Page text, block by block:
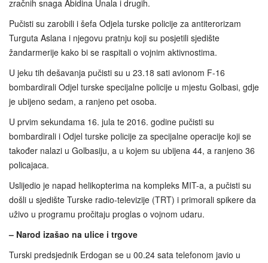
zračnih snaga Abidina Unala i drugih.
Pučisti su zarobili i šefa Odjela turske policije za antiterorizam
Turguta Aslana i njegovu pratnju koji su posjetili sjedište
žandarmerije kako bi se raspitali o vojnim aktivnostima.
U jeku tih dešavanja pučisti su u 23.18 sati avionom F-16
bombardirali Odjel turske specijalne policije u mjestu Golbasi, gdje
je ubijeno sedam, a ranjeno pet osoba.
U prvim sekundama 16. jula te 2016. godine pučisti su
bombardirali i Odjel turske policije za specijalne operacije koji se
također nalazi u Golbasiju, a u kojem su ubijena 44, a ranjeno 36
policajaca.
Uslijedio je napad helikopterima na kompleks MIT-a, a pučisti su
došli u sjedište Turske radio-televizije (TRT) i primorali spikere da
uživo u programu pročitaju proglas o vojnom udaru.
– Narod izašao na ulice i trgove
Turski predsjednik Erdogan se u 00.24 sata telefonom javio u